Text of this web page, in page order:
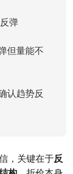
百点，交易额
弹
但量能不
认趋势反
，关键在于反